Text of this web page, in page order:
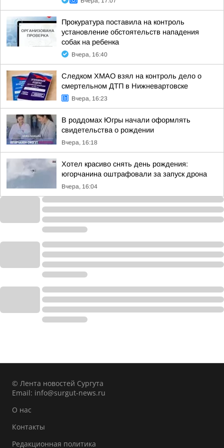
Прокуратура поставила на контроль
установление обстоятельств нападения
собак на ребенка
Вчера, 16:40
Следком ХМАО взял на контроль дело о
смертельном ДТП в Нижневартовске
Вчера, 16:23
В роддомах Югры начали оформлять
свидетельства о рождении
Вчера, 16:18
Хотел красиво снять день рождения:
югорчанина оштрафовали за запуск дрона
Вчера, 16:04
© Лента новостей Сургута
Email: info@surgut-news.ru
О нас
Контакты
Редакционная политика